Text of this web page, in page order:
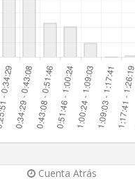
Cuenta Atrás